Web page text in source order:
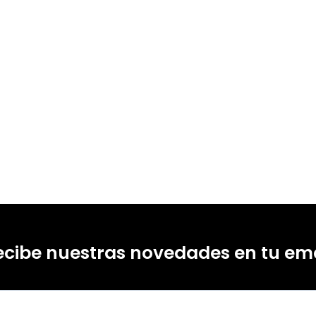
nuestras novedades en tu